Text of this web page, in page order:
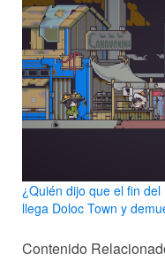
¿Quién dijo que el fin
llega Doloc Town y
Contenido